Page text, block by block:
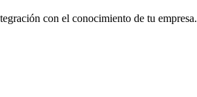
con el conocimiento de tu empresa.